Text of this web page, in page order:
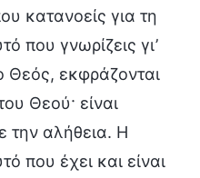
κατανοείς για τη
που γνωρίζεις γι’
Θεός, εκφράζονται
Θεού· είναι
την αλήθεια. Η
που έχει και είναι